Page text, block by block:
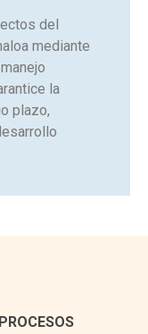
del
mediante
la
plazo,
PROCESOS